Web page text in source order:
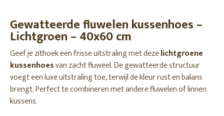
Gewatteerde fluwelen kussenhoes –
Lichtgroen – 40x60 cm
Geef je zithoek een frisse uitstraling met dezelichtgroene
kussenhoesvan zacht fluweel. De gewatteerde structuur
voegt een luxe uitstraling toe, terwijl de kleur rust en balans
brengt. Perfect te combineren met andere fluwelen of linnen
kussens.